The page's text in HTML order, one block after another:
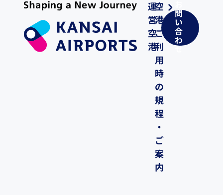
運
営
空
港
空
港
ご
利
用
時
の
規
程
・
ご
案
内
問
い
合
わ